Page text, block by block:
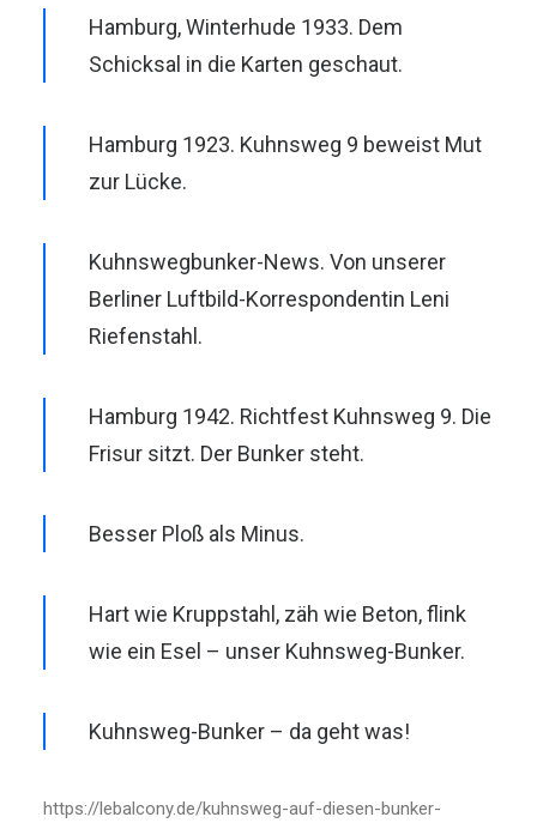
Hamburg, Winterhude 1933. Dem
Schicksal in die Karten geschaut.
Hamburg 1923. Kuhnsweg 9 beweist Mut
zur Lücke.
Kuhnswegbunker-News. Von unserer
Berliner Luftbild-Korrespondentin Leni
Riefenstahl.
Hamburg 1942. Richtfest Kuhnsweg 9. Die
Frisur sitzt. Der Bunker steht.
Besser Ploß als Minus.
Hart wie Kruppstahl, zäh wie Beton, flink
wie ein Esel – unser Kuhnsweg-Bunker.
Kuhnsweg-Bunker – da geht was!
https://lebalcony.de/kuhnsweg-auf-diesen-bunker-